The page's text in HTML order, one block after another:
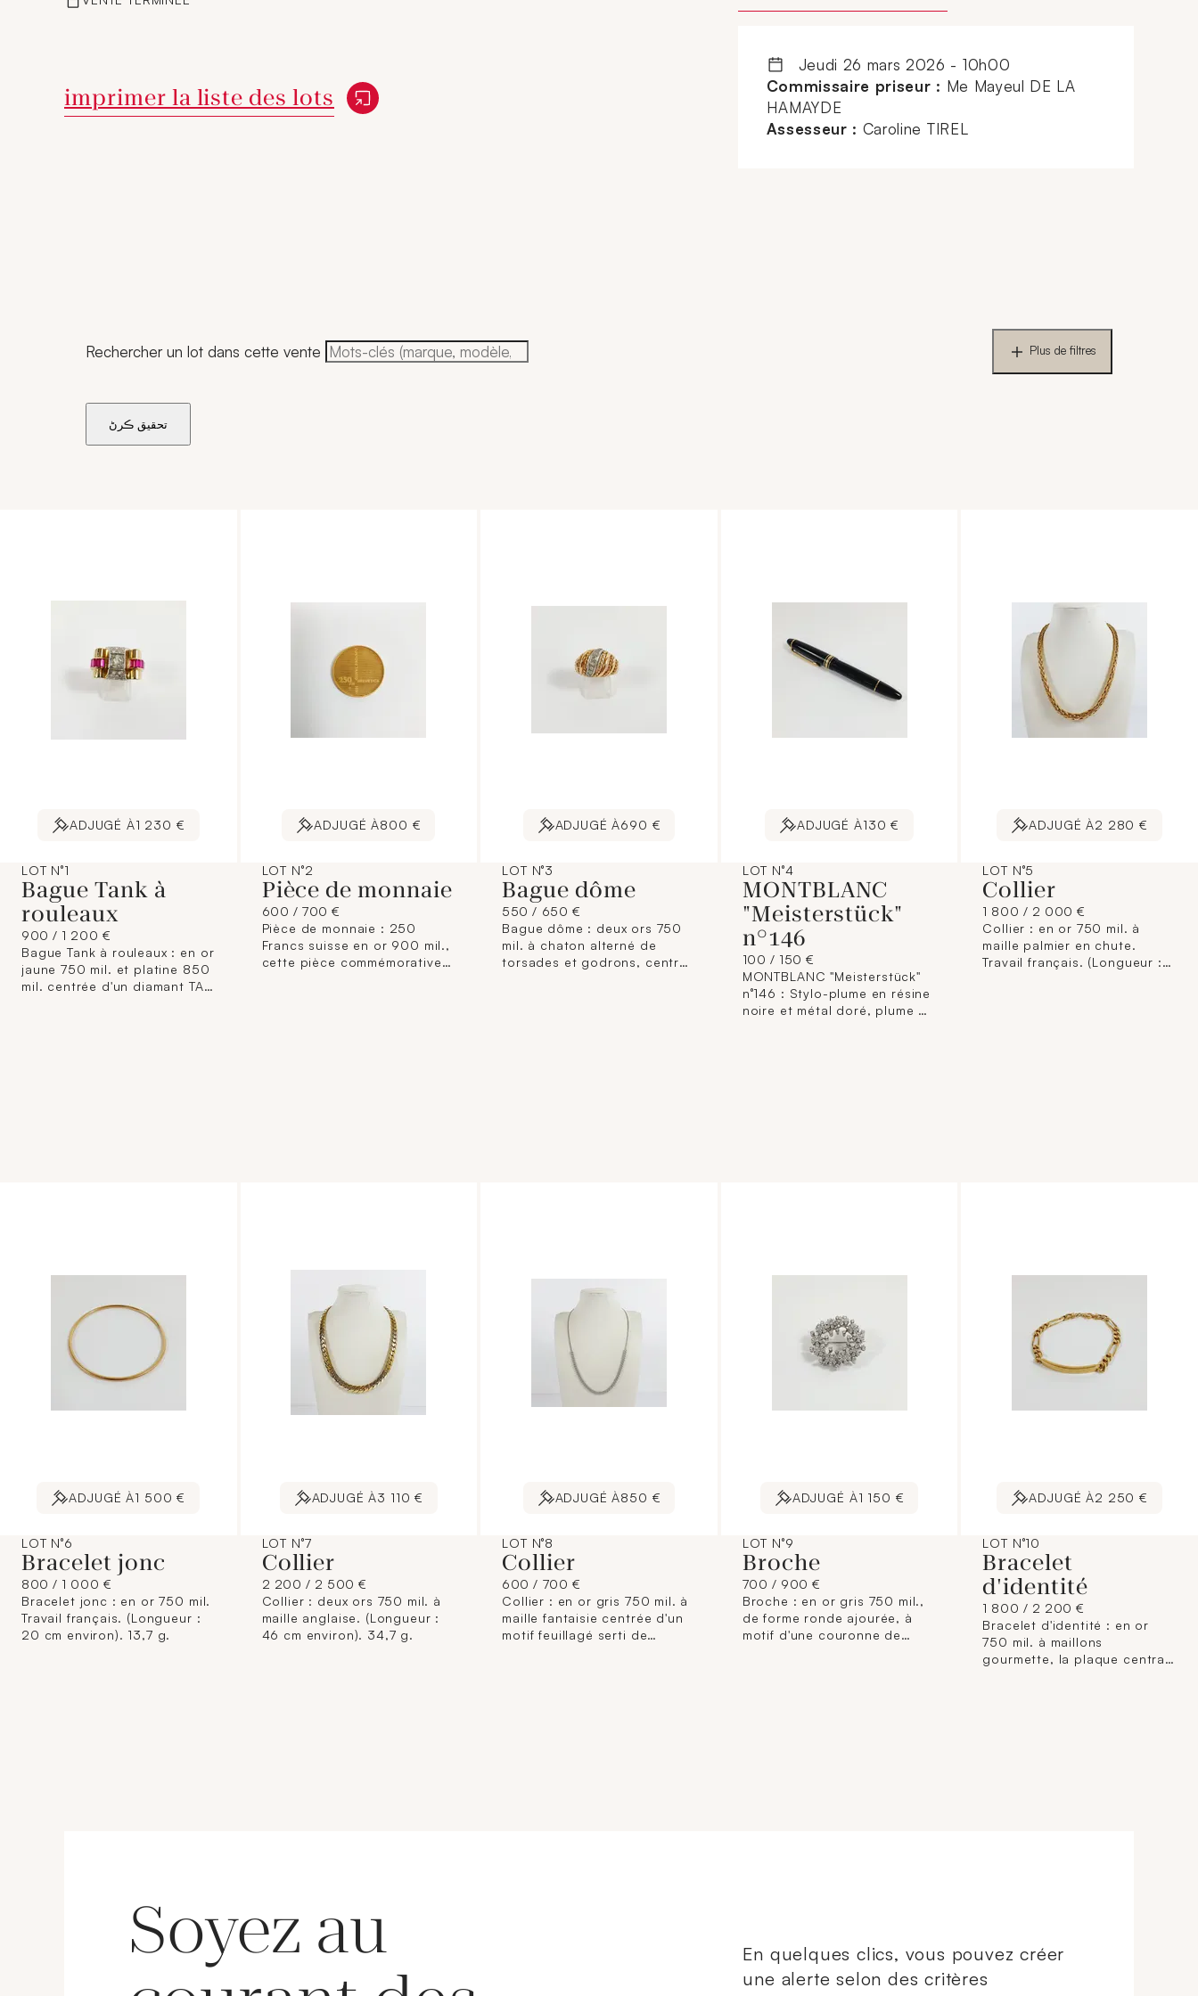
Nouvelle fenêtre
imprimer la liste des lots
jeudi 26 mars 2026 - 10h00
Commissaire priseur : Me Mayeul DE LA
HAMAYDE
Assesseur : Caroline TIREL
Rechercher un lot dans cette vente Plus de filtres
تحقيق ڪرڻ
ADJUGÉ À1 230 €
LOT N°1
Bague Tank à
rouleaux
900 / 1 200 €
Bague Tank à rouleaux : en or
jaune 750 mil. et platine 850
mil. centrée d'un diamant TA
ADJUGÉ À800 €
LOT N°2
Pièce de monnaie
600 / 700 €
Pièce de monnaie : 250
Francs suisse en or 900 mil.,
cette pièce commémorative
ADJUGÉ À690 €
LOT N°3
Bague dôme
550 / 650 €
Bague dôme : deux ors 750
mil. à chaton alterné de
torsades et godrons, centré
ADJUGÉ À130 €
LOT N°4
MONTBLANC
"Meisterstück"
n°146
100 / 150 €
MONTBLANC "Meisterstück"
n°146 : Stylo-plume en résine
noire et métal doré, plume 2
ADJUGÉ À2 280 €
LOT N°5
Collier
1 800 / 2 000 €
Collier : en or 750 mil. à
maille palmier en chute.
Travail français. (Longueur :
ADJUGÉ À1 500 €
LOT N°6
Bracelet jonc
800 / 1 000 €
Bracelet jonc : en or 750 mil.
Travail français. (Longueur :
20 cm environ). 13,7 g.
ADJUGÉ À3 110 €
LOT N°7
Collier
2 200 / 2 500 €
Collier : deux ors 750 mil. à
maille anglaise. (Longueur :
46 cm environ). 34,7 g.
ADJUGÉ À850 €
LOT N°8
Collier
600 / 700 €
Collier : en or gris 750 mil. à
maille fantaisie centrée d'un
motif feuillagé serti de
ADJUGÉ À1 150 €
LOT N°9
Broche
700 / 900 €
Broche : en or gris 750 mil.,
de forme ronde ajourée, à
motif d'une couronne de
ADJUGÉ À2 250 €
LOT N°10
Bracelet
d'identité
1 800 / 2 200 €
Bracelet d'identité : en or
750 mil. à maillons
gourmette, la plaque centrale
Soyez au
En quelques clics, vous pouvez créer
une alerte selon des critères